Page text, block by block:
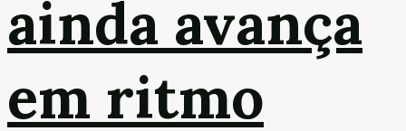
ainda avança
em ritmo